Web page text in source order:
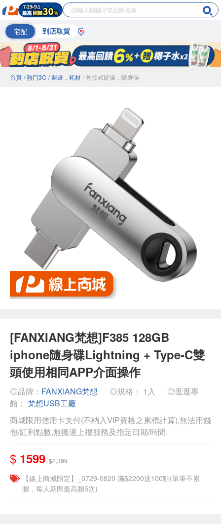
宅配 到店取貨
首頁 / 熱門3C / 週邊．耗材 / 外接式硬碟．隨身碟
[FANXIANG梵想]F385 128GB
iphone隨身碟Lightning + Type-C雙
頭使用相同APP介面操作
◎品牌： FANXIANG梵想 ◎規格： 1入
◎逛逛專
館： 梵想USB工廠
商城限用信用卡支付(不納入VIP資格之累積計算),無法用錢
包/紅利點數,無搬運上樓服務及指定日期/時間.
$ 1599 $2,399
【線上商城限定】_0729-0820 滿$2200送100點(單筆不累
贈，每人期間最高贈5次)